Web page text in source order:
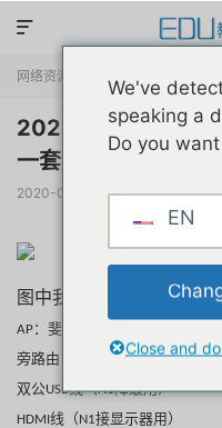

网络资源 正文
2020年跑满家用千
一套解决方案
2020-01-18 阅读(3340) 评
图中我的设备：
AP：斐讯K3 D1版，官改固件（
旁路由：N1盒子（139元）
双公USB线（N1降级用）
HDMI线（N1接显示器用）
We've
speaking a
Do you
EN
Close and